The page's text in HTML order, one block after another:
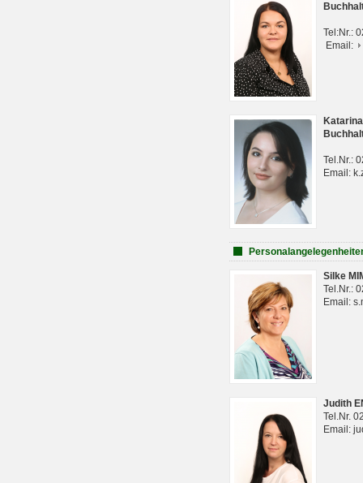
Tel:Nr.:
Email:
Tel.Nr.:
Email:
Silke
Tel.Nr.:
Email:
Judith
Tel.Nr.
Email: